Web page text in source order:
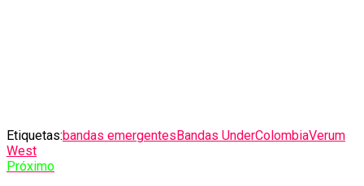
Etiquetas:bandas emergentes Bandas UnderColombiaVerum
West
Próximo